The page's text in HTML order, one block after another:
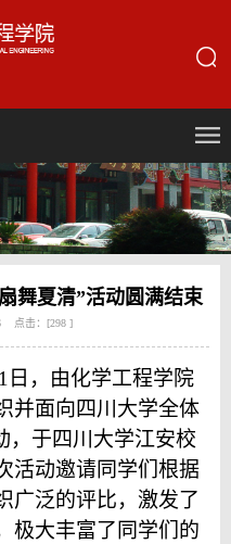
舞夏清”活动圆满结束
点击：[298 ]
日，由化学工程学院
并面向四川大学全体
，于四川大学江安校
活动邀请同学们根据
广泛的评比，激发了
极大丰富了同学们的